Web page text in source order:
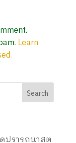
Learn
ปรารถนาสตู